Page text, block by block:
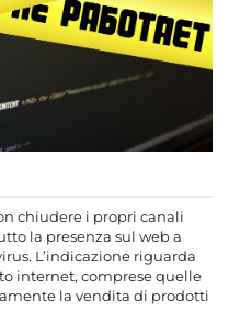
chiudere i propri canali
la presenza sul web a
L’indicazione riguarda
internet, comprese quelle
la vendita di prodotti